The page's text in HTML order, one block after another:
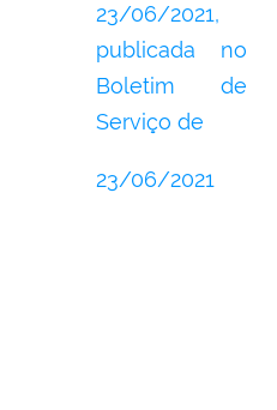
23/06/2021,
publicada no
Boletim de
Serviço de
23/06/2021